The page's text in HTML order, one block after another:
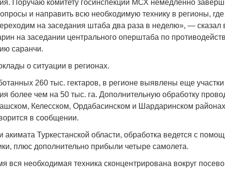
Поручаю комитету госинспекции МСХ немедленно
и направить всю необходимую технику в регионы,
на заседания штаба два раза в неделю», — сказал
на заседании центрального оперштаба по
саранчи.
о ситуации в регионах.
260 тыс. гектаров, в регионе выявлены еще участки
более чем на 50 тыс. га. Дополнительную обработку
Келесском, Ордабасинском и Шардаринском районах
в сообщении.
Туркестанской области, обработка ведется с
плюс дополнительно прибыли четыре самолета.
вся необходимая техника сконцентрирована вокруг
мошенниками
30.10.2024
Война